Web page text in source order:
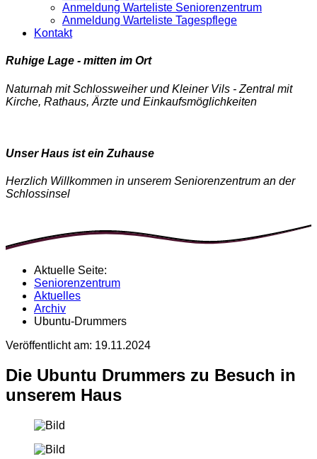
Anmeldung Warteliste Seniorenzentrum
Anmeldung Warteliste Tagespflege
Kontakt
Ruhige Lage - mitten im Ort
Naturnah mit Schlossweiher und Kleiner Vils - Zentral mit
Kirche, Rathaus, Ärzte und Einkaufsmöglichkeiten
Unser Haus ist ein Zuhause
Herzlich Willkommen in unserem Seniorenzentrum an der
Schlossinsel
Aktuelle Seite:
Seniorenzentrum
Aktuelles
Archiv
Ubuntu-Drummers
Veröffentlicht am: 19.11.2024
Die Ubuntu Drummers zu Besuch in
unserem Haus